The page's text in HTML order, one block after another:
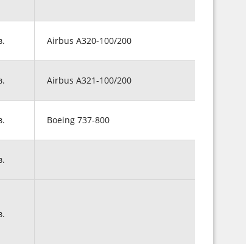
Airbus A320-100/200
Airbus A321-100/200
Boeing 737-800